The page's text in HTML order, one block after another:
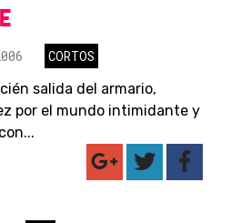
CORTOS
salida del armario,
por el mundo intimidante y